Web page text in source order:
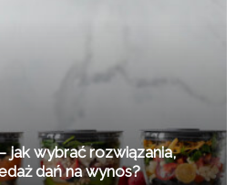
jak wybrać rozwiązania,
dań na wynos?